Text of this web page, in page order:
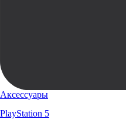
Аксессуары
PlayStation 5